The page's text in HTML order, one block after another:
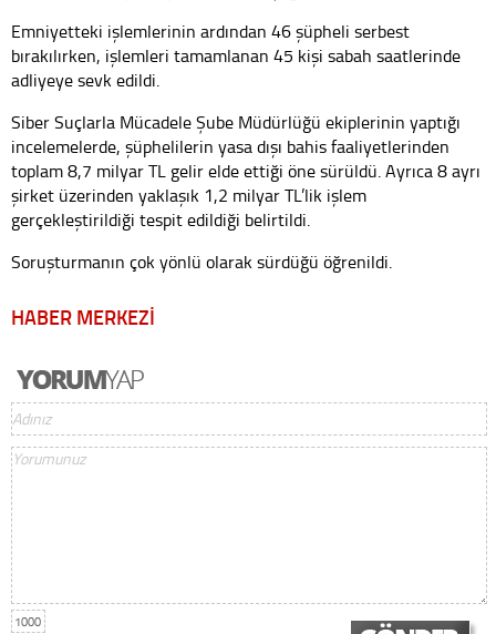
Emniyetteki işlemlerinin ardından 46 şüpheli serbest
bırakılırken, işlemleri tamamlanan 45 kişi sabah saatlerinde
adliyeye sevk edildi.
Siber Suçlarla Mücadele Şube Müdürlüğü ekiplerinin yaptığı
incelemelerde, şüphelilerin yasa dışı bahis faaliyetlerinden
toplam 8,7 milyar TL gelir elde ettiği öne sürüldü. Ayrıca 8 ayrı
şirket üzerinden yaklaşık 1,2 milyar TL’lik işlem
gerçekleştirildiği tespit edildiği belirtildi.
Soruşturmanın çok yönlü olarak sürdüğü öğrenildi.
HABER MERKEZİ
1000